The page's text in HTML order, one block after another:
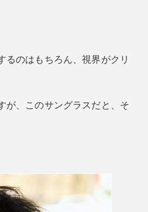
のはもちろん、視界がクリ
が、このサングラスだと、そ